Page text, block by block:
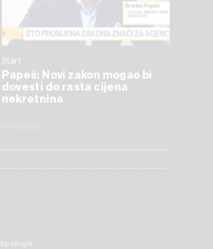
Start
Papeš: Novi zakon mogao bi
dovesti do rasta cijena
nekretnina
Spotlight